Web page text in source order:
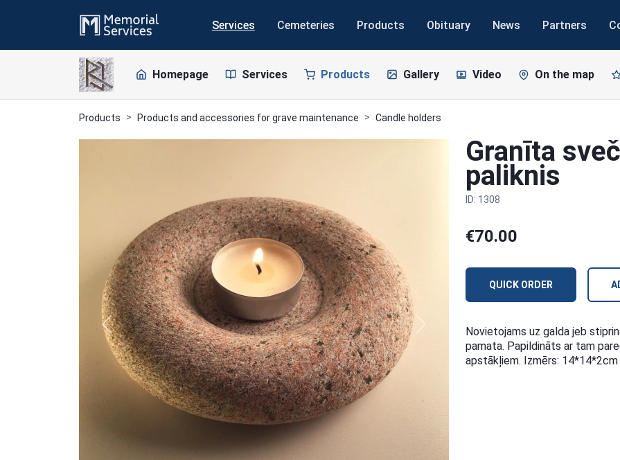
Services Cemeteries Products Obituary News Partners
Homepage Services Products Gallery Video On the map
Products Products and accessories for grave maintenance Candle holders
Previous Next
Granīta
paliknis
ID: 1308
€70.00
QUICK ORDER
Novietojams uz galda jeb
pamata. Papildināts ar tam
apstākļiem. Izmērs: 14*14*2cm